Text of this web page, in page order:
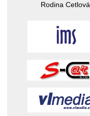
Rodina Cetlová